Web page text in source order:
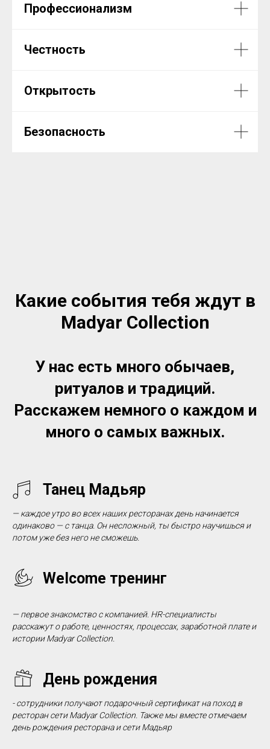
Профессионализм
Честность
Открытость
Безопасность
Какие события тебя ждут в
Madyar Collection
У нас есть много обычаев,
ритуалов и традиций.
Расскажем немного о каждом и
много о самых важных.
Танец Мадьяр
— каждое утро во всех наших ресторанах день начинается
одинаково — с танца. Он несложный, ты быстро научишься и
потом уже без него не сможешь.
Welcome тренинг
— первое знакомство с компанией. HR-специалисты
расскажут о работе, ценностях, процессах, заработной плате и
истории Madyar Collection.
День рождения
- сотрудники получают подарочный сертификат на поход в
ресторан сети Madyar Collection. Также мы вместе отмечаем
день рождения ресторана и сети Мадьяр